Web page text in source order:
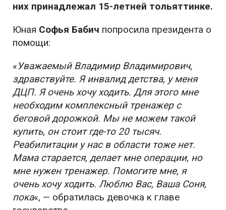
них принадлежал 15-летней тольяттинке.
Юная Софья Бабич попросила президента о
помощи:
«Уважаемый Владимир Владимирович,
здравствуйте. Я инвалид детства, у меня
ДЦП. Я очень хочу ходить. Для этого мне
необходим комплексный тренажер с
беговой дорожкой. Мы не можем такой
купить, он стоит где-то 20 тысяч.
Реабилитации у нас в области тоже нет.
Мама старается, делает мне операции, но
мне нужен тренажер. Помогите мне, я
очень хочу ходить. Люблю Вас, Ваша Соня,
пока«, — обратилась девочка к главе